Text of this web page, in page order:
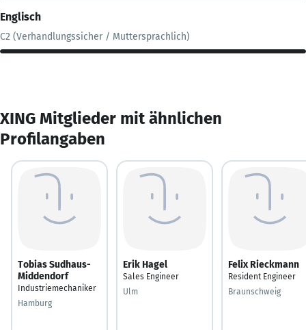
Englisch
C2 (Verhandlungssicher / Muttersprachlich)
XING Mitglieder mit ähnlichen
Profilangaben
Tobias Sudhaus-
Middendorf
Industriemechaniker
Hamburg
Erik Hagel
Sales Engineer
Ulm
Felix Rieckmann
Resident Engineer
Braunschweig